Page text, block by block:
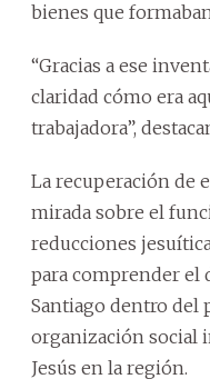
bienes que
“Gracias a ese
claridad cómo era
trabajadora”,
La recuperación de
mirada sobre el
reducciones
para comprender el
Santiago dentro del
organización social
Jesús en la región.